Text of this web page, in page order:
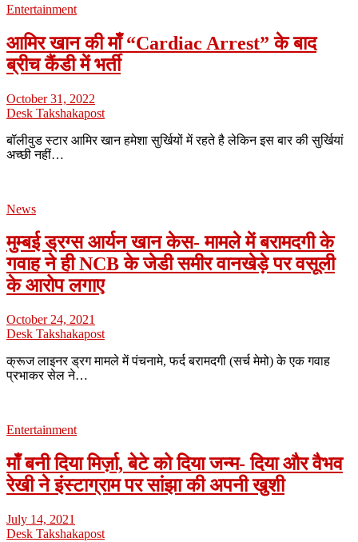
Entertainment
आमिर खान की माँ “Cardiac Arrest” के बाद
ब्रीच कैंडी में भर्ती
October 31, 2022
Desk Takshakapost
बॉलीवुड स्टार आमिर खान हमेशा सुर्खियों में रहते है लेकिन इस बार की सुर्खियां
अच्छी नहीं…
News
मुम्बई ड्रग्स आर्यन खान केस- मामले में बरामदगी के
गवाह ने ही NCB के जेडी समीर वानखेड़े पर वसूली
के आरोप लगाए
October 24, 2021
Desk Takshakapost
क्रूज लाइनर ड्रग मामले में पंचनामे, फर्द बरामदगी (सर्च मेमो) के एक गवाह
प्रभाकर सेल ने…
Entertainment
माँ बनी दिया मिर्ज़ा, बेटे को दिया जन्म- दिया और वैभव
रेखी ने इंस्टाग्राम पर सांझा की अपनी खुशी
July 14, 2021
Desk Takshakapost